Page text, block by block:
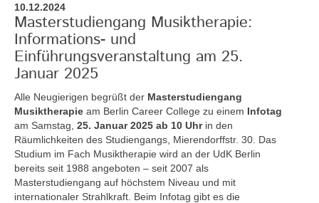
10.12.2024
Masterstudiengang Musiktherapie:
Informations- und
Einführungsveranstaltung am 25.
Januar 2025
Alle Neugierigen begrüßt der Masterstudiengang
Musiktherapie am Berlin Career College zu einem Infotag
am Samstag, 25. Januar 2025 ab 10 Uhrin den
Räumlichkeiten des Studiengangs, Mierendorffstr. 30. Das
Studium im Fach Musiktherapie wird an der UdK Berlin
bereits seit 1988 angeboten – seit 2007 als
Masterstudiengang auf höchstem Niveau und mit
internationaler Strahlkraft. Beim Infotag gibt es die